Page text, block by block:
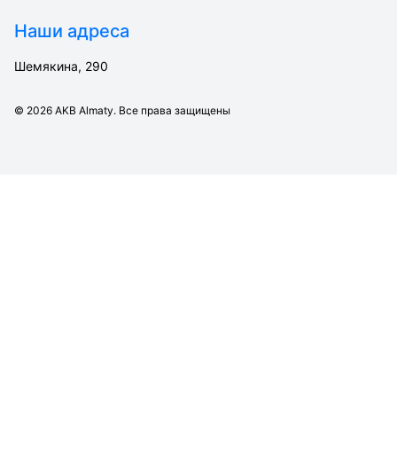
Наши адреса
Шемякина, 290
© 2026 AKB Almaty. Все права защищены